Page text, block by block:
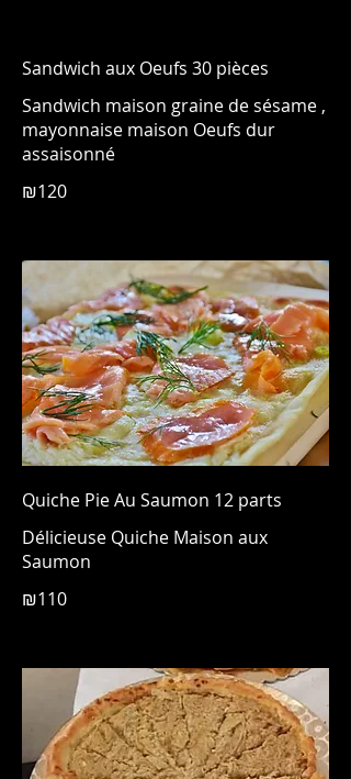
Sandwich aux Oeufs 30 pièces
Sandwich maison graine de sésame ,
mayonnaise maison Oeufs dur
assaisonné
₪120
Quiche Pie Au Saumon 12 parts
Délicieuse Quiche Maison aux
Saumon
₪110